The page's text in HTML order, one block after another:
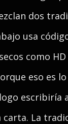
dos
usa
como HD
eso es
escribiría
carta. La